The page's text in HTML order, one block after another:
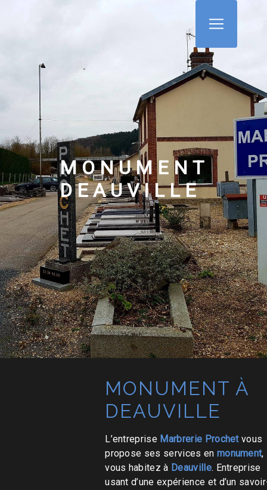
MONUMENT
DEAUVILLE
MONUMENT À
DEAUVILLE
L’entreprise Marbrerie Prochetvous
propose ses services en monument,
vous habitez à Deauville. Entreprise
usant d’une expérience et d’un